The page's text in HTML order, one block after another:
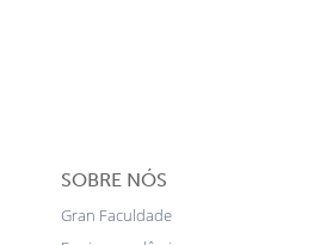
SOBRE NÓS
Gran Faculdade